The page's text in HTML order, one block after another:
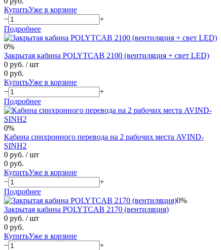
КупитьУже в корзине
−
+
Подробнее
0%
Закрытая кабина POLYTCAB 2100 (вентиляция + свет LED)
0 руб. / шт
0 руб.
КупитьУже в корзине
−
+
Подробнее
0%
Кабина синхронного перевода на 2 рабочих места AVIND-
SINH2
0 руб. / шт
0 руб.
КупитьУже в корзине
−
+
Подробнее
0%
Закрытая кабина POLYTCAB 2170 (вентиляция)
0 руб. / шт
0 руб.
КупитьУже в корзине
−
+